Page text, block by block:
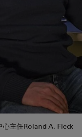
心主任Roland A. Fleck